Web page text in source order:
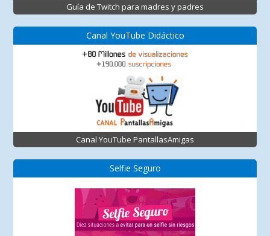
Guía de Twitch para madres y padres
Canal YouTube Didáctico
Canal YouTube PantallasAmigas
Selfie Seguro